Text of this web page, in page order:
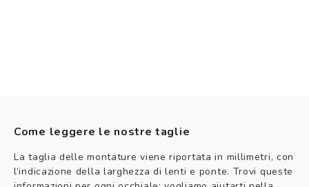
Come leggere le nostre taglie
La taglia delle montature viene riportata in millimetri, con
l’indicazione della larghezza di lenti e ponte. Trovi queste